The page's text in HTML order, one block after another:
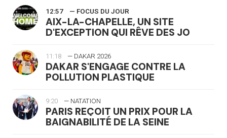
12:57 — FOCUS DU JOUR
AIX-LA-CHAPELLE, UN SITE
D'EXCEPTION QUI RÊVE DES JO
11:18 — DAKAR 2026
DAKAR S'ENGAGE CONTRE LA
POLLUTION PLASTIQUE
9:20 — NATATION
PARIS REÇOIT UN PRIX POUR LA
BAIGNABILITÉ DE LA SEINE